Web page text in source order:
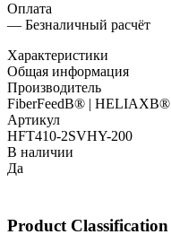
Оплата
— Безналичный расчёт
Характеристики
Общая информация
Производитель
FiberFeedВ® | HELIAXВ®
Артикул
HFT410-2SVHY-200
В наличии
Да
Product Classification